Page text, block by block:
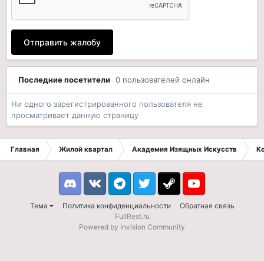
Отправить жалобу
Последние посетители 0 пользователей онлайн
Ни одного зарегистрированного пользователя не
просматривает данную страницу
Главная Жилой квартал Академия Изящных Искусств
Тема Политика конфиденциальности Обратная связь
DiscordVK TelegramTwitter Steam Youtube
FullRest.ru
Powered by Invision Community